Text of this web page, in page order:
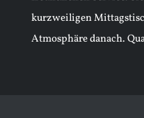
kurzweiligen
Atmosphäre danach.